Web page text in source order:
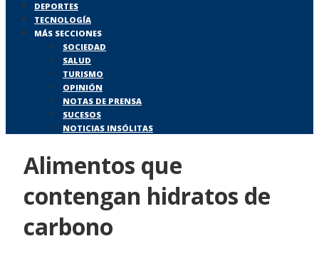
DEPORTES
TECNOLOGÍA
MÁS SECCIONES
SOCIEDAD
SALUD
TURISMO
OPINIÓN
NOTAS DE PRENSA
SUCESOS
NOTICIAS INSÓLITAS
Alimentos que
contengan hidratos de
carbono